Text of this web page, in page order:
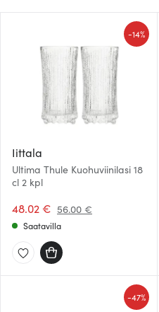
Iittala
Ultima Thule Kuohuviinilasi 18
cl 2 kpl
48.02 € 56.00 €
-14%
Saatavilla
-47%